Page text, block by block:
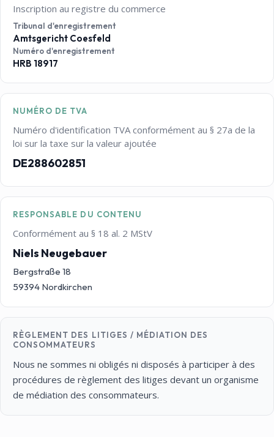
Inscription au registre du commerce
Tribunal d'enregistrement
Amtsgericht Coesfeld
Numéro d'enregistrement
HRB 18917
NUMÉRO DE TVA
Numéro d'identification TVA conformément au § 27a de la
loi sur la taxe sur la valeur ajoutée
DE288602851
RESPONSABLE DU CONTENU
Conformément au § 18 al. 2 MStV
Niels Neugebauer
Bergstraße 18
59394 Nordkirchen
RÈGLEMENT DES LITIGES / MÉDIATION DES
CONSOMMATEURS
Nous ne sommes ni obligés ni disposés à participer à des
procédures de règlement des litiges devant un organisme
de médiation des consommateurs.